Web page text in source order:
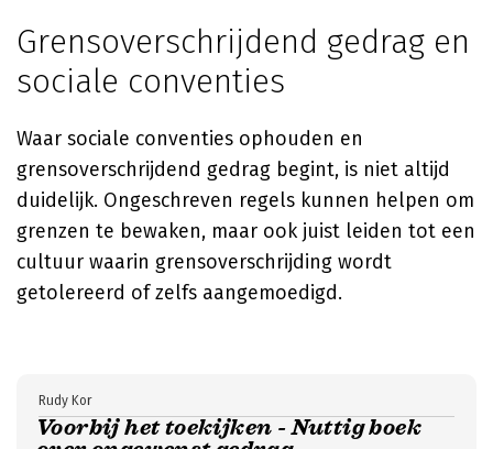
Grensoverschrijdend gedrag en
sociale conventies
Waar sociale conventies ophouden en
grensoverschrijdend gedrag begint, is niet altijd
duidelijk. Ongeschreven regels kunnen helpen om
grenzen te bewaken, maar ook juist leiden tot een
cultuur waarin grensoverschrijding wordt
getolereerd of zelfs aangemoedigd.
Voorbij het toekijken - Nuttig boek
Rudy Kor